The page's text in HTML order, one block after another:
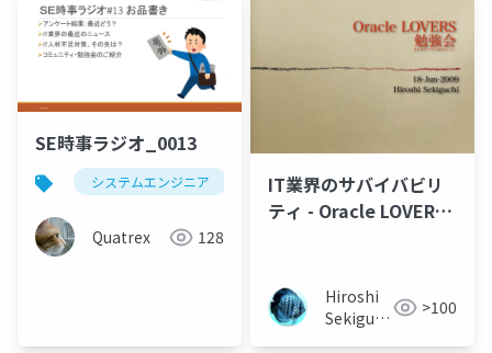
SE時事ラジオ_0013
システムエンジニア 時事 ニュース
Quatrex 128
IT業界のサバイバビリ
ティ - Oracle LOVERS
Hiroshi
Sekiguchi
>100